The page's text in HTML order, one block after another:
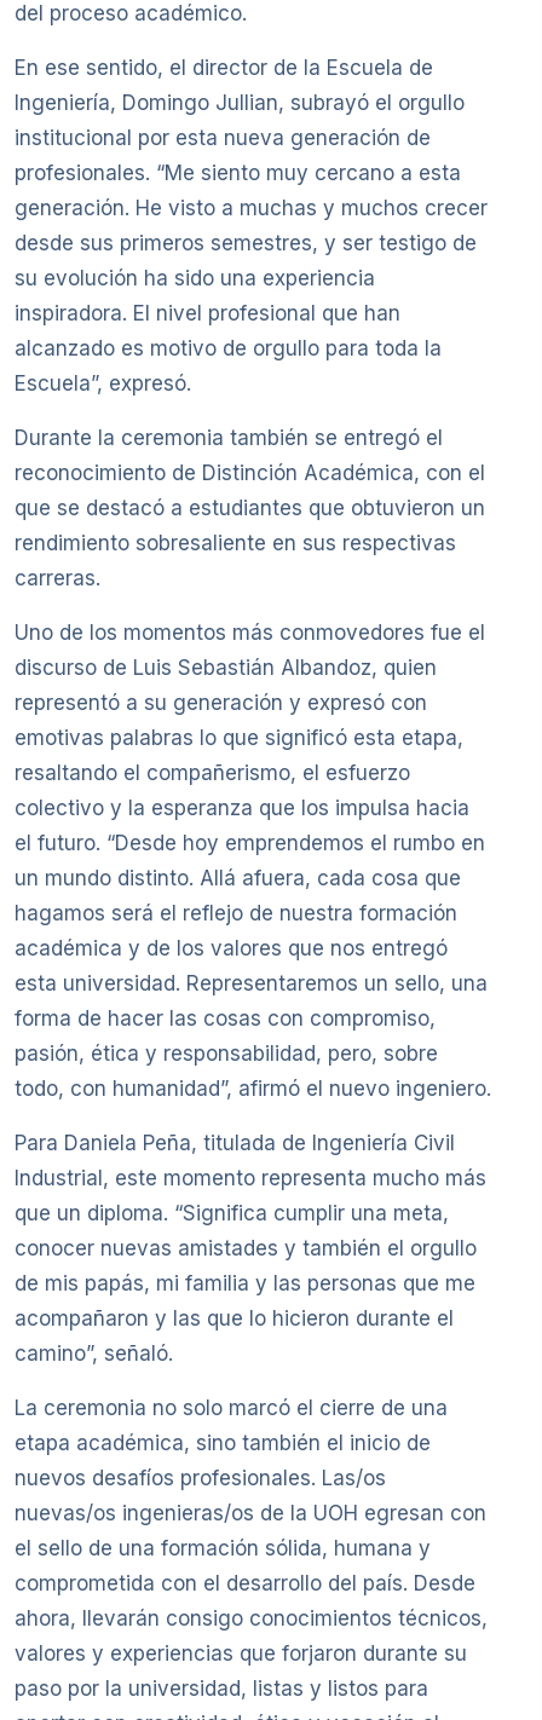
del proceso académico.
En ese sentido, el director de la Escuela de
Ingeniería, Domingo Jullian, subrayó el orgullo
institucional por esta nueva generación de
profesionales. “Me siento muy cercano a esta
generación. He visto a muchas y muchos crecer
desde sus primeros semestres, y ser testigo de
su evolución ha sido una experiencia
inspiradora. El nivel profesional que han
alcanzado es motivo de orgullo para toda la
Escuela”, expresó.
Durante la ceremonia también se entregó el
reconocimiento de Distinción Académica, con el
que se destacó a estudiantes que obtuvieron un
rendimiento sobresaliente en sus respectivas
carreras.
Uno de los momentos más conmovedores fue el
discurso de Luis Sebastián Albandoz, quien
representó a su generación y expresó con
emotivas palabras lo que significó esta etapa,
resaltando el compañerismo, el esfuerzo
colectivo y la esperanza que los impulsa hacia
el futuro. “Desde hoy emprendemos el rumbo en
un mundo distinto. Allá afuera, cada cosa que
hagamos será el reflejo de nuestra formación
académica y de los valores que nos entregó
esta universidad. Representaremos un sello, una
forma de hacer las cosas con compromiso,
pasión, ética y responsabilidad, pero, sobre
todo, con humanidad”, afirmó el nuevo ingeniero.
Para Daniela Peña, titulada de Ingeniería Civil
Industrial, este momento representa mucho más
que un diploma. “Significa cumplir una meta,
conocer nuevas amistades y también el orgullo
de mis papás, mi familia y las personas que me
acompañaron y las que lo hicieron durante el
camino”, señaló.
La ceremonia no solo marcó el cierre de una
etapa académica, sino también el inicio de
nuevos desafíos profesionales. Las/os
nuevas/os ingenieras/os de la UOH egresan con
el sello de una formación sólida, humana y
comprometida con el desarrollo del país. Desde
ahora, llevarán consigo conocimientos técnicos,
valores y experiencias que forjaron durante su
paso por la universidad, listas y listos para